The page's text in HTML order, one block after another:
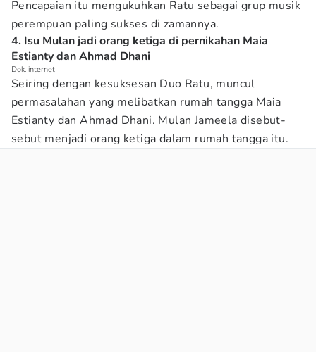
Pencapaian itu mengukuhkan Ratu sebagai grup musik
perempuan paling sukses di zamannya.
4. Isu Mulan jadi orang ketiga di pernikahan Maia
Estianty dan Ahmad Dhani
Dok. internet
Seiring dengan kesuksesan Duo Ratu, muncul
permasalahan yang melibatkan rumah tangga Maia
Estianty dan Ahmad Dhani. Mulan Jameela disebut-
sebut menjadi orang ketiga dalam rumah tangga itu.